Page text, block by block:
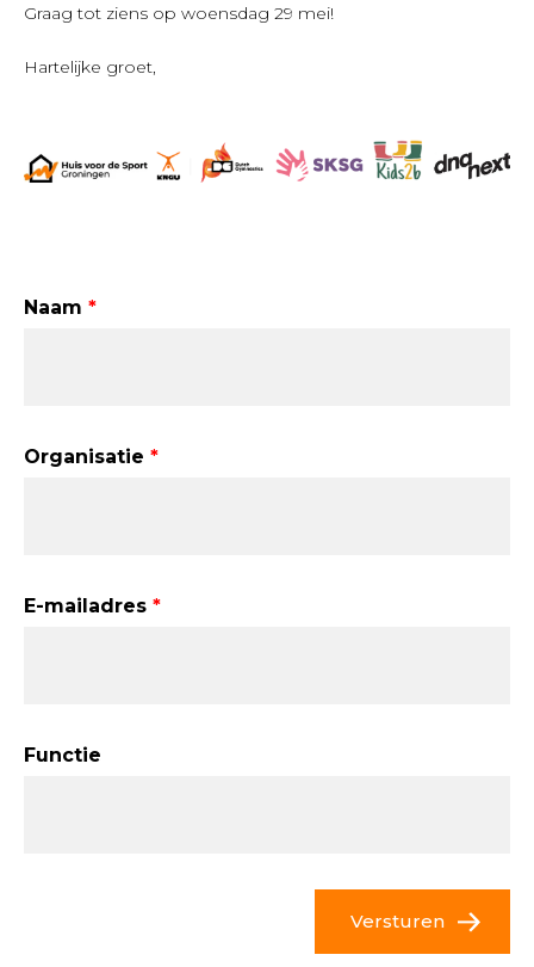
Graag tot ziens op woensdag 29 mei!
Hartelijke groet,
Leave
Naam
Organisatie
E-mailadres
Functie
Versturen